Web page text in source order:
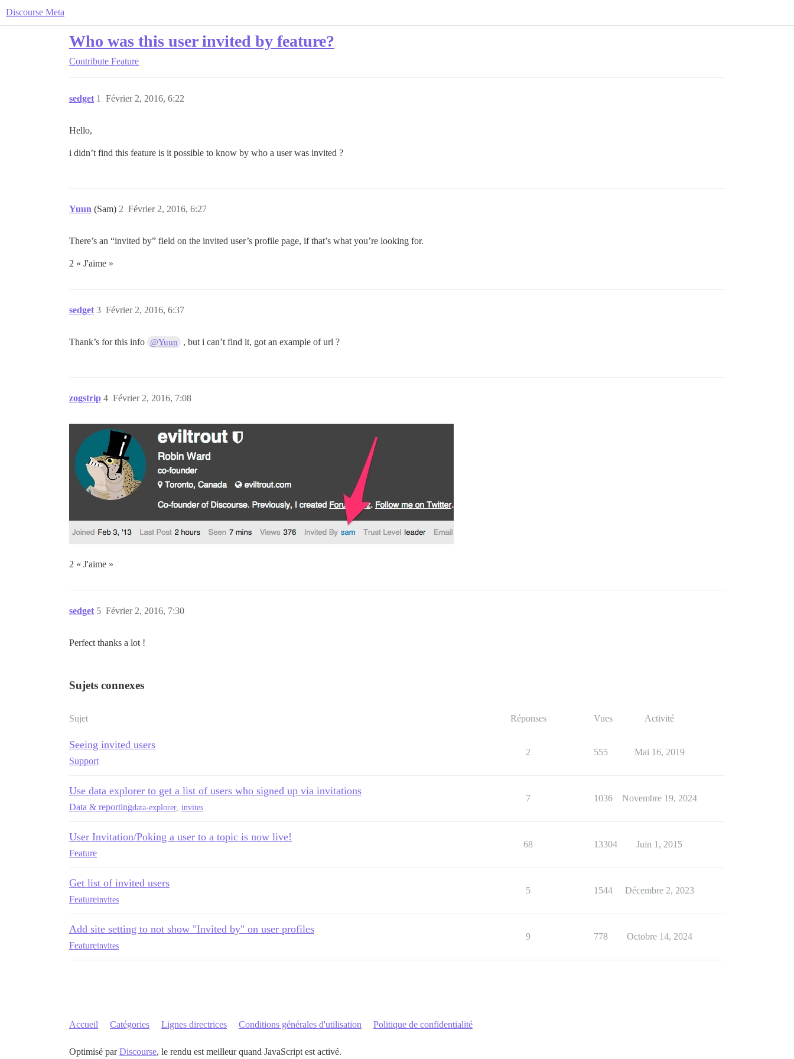
Discourse Meta
Who was this user invited by feature?
Contribute Feature
sedget Février 2, 2016, 6:22
1
Hello,
i didn’t find this feature is it possible to know by who a user was invited ?
Yuun (Sam) Février 2, 2016, 6:27
2
There’s an “invited by” field on the invited user’s profile page, if that’s what you’re looking for.
2 « J'aime »
sedget Février 2, 2016, 6:37
3
Thank’s for this info @Yuun , but i can’t find it, got an example of url ?
zogstrip Février 2, 2016, 7:08
4
2 « J'aime »
sedget Février 2, 2016, 7:30
5
Perfect thanks a lot !
Sujets connexes
Sujet Réponses Vues Activité
Seeing invited users
Support
2 555 Mai 16, 2019
Use data explorer to get a list of users who signed up via invitations
Data & reportingdata-explorer invites
7 1036 Novembre 19, 2024
User Invitation/Poking a user to a topic is now live!
Feature
68 13304 Juin 1, 2015
Get list of invited users
Featureinvites
5 1544 Décembre 2, 2023
Add site setting to not show "Invited by" on user profiles
Featureinvites
9 778 Octobre 14, 2024
Accueil Catégories Lignes directrices Conditions générales d'utilisation Politique de confidentialité
Optimisé parDiscourse, le rendu est meilleur quand JavaScript est activé.